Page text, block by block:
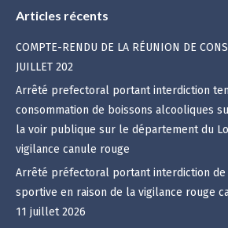
Articles récents
COMPTE-RENDU DE LA RÉUNION DE
JUILLET 202
Arrêté prefectoral portant interdiction
consommation de boissons alcooliques
la voir publique sur le département du
vigilance canule rouge
Arrêté préfectoral portant interdiction de
sportive en raison de la vigilance rouge
11 juillet 2026